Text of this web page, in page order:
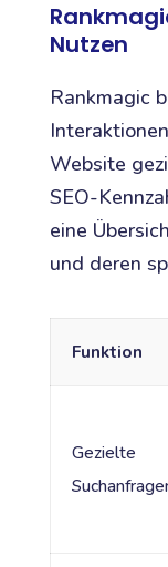
Nutzen
Rankmagic
Website
SEO-
eine
und deren
Funktion
Gezielte